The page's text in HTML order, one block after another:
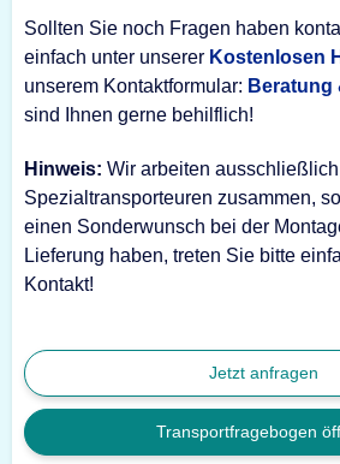
Sollten Sie noch Fragen haben
einfach unter unserer Kostenlosen
unserem Kontaktformular: Beratung
sind Ihnen gerne behilflich!
Hinweis: Wir arbeiten
Spezialtransporteuren zusammen,
einen Sonderwunsch bei der
Lieferung haben, treten Sie bitte
Kontakt!
Jetzt anfragen
Transportfragebogen